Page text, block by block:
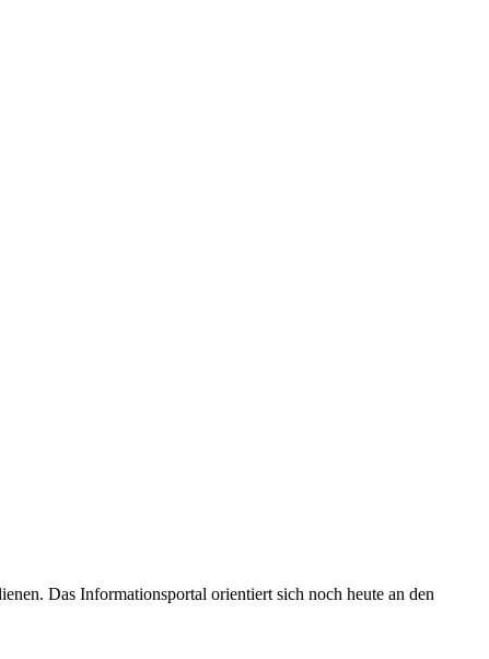
Das Informationsportal orientiert sich noch heute an den